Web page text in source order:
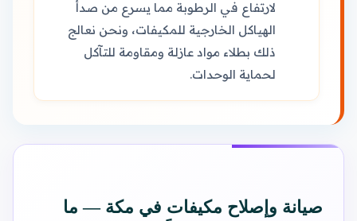
لارتفاع في الرطوبة مما يسرع من صدأ
الهياكل الخارجية للمكيفات، ونحن نعالج
ذلك بطلاء مواد عازلة ومقاومة للتآكل
لحماية الوحدات.
صيانة وإصلاح مكيفات في مكة — ما